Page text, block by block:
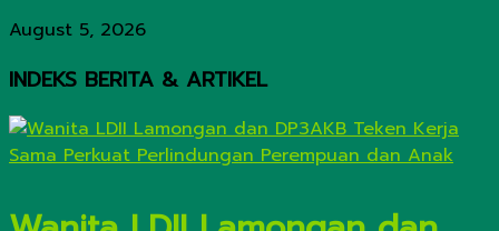
August 5, 2026
INDEKS BERITA & ARTIKEL